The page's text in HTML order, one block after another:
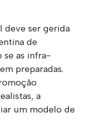
deve ser gerida
de
se as infra-
preparadas.
a
um modelo de